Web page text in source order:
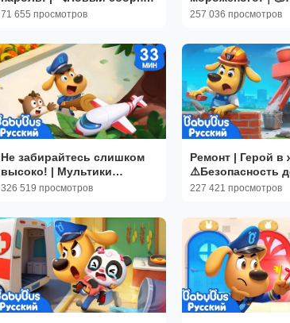
для детей | 🎒
71 655 просмотров
Безопасность для
257 036 просмотров
Не забирайтесь слишком
высоко! | Мультики
Шерифа Лабрадора |
326 519 просмотров
Ремонт | Герой в
⚠️Безопасность
Новый эпизод
227 421 просмотров